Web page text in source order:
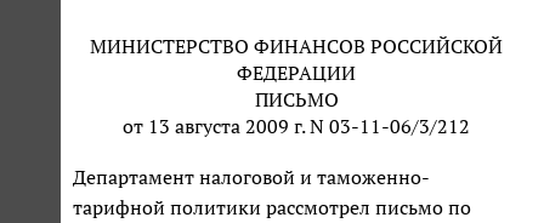
МИНИСТЕРСТВО ФИНАНСОВ РОССИЙСКОЙ
ФЕДЕРАЦИИ
ПИСЬМО
от 13 августа 2009 г. N 03-11-06/3/212
Департамент налоговой и таможенно-
тарифной политики рассмотрел письмо по